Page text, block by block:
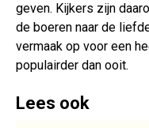
geven. Kijkers zijn
de boeren naar de
vermaak op voor een
populairder dan ooit.
Lees ook